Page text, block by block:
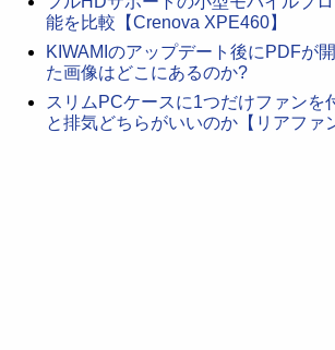
能を比較【Crenova XPE460】
KIWAMIのアップデート後にPDFが
た画像はどこにあるのか?
スリムPCケースに1つだけファンを
と排気どちらがいいのか【リアファ